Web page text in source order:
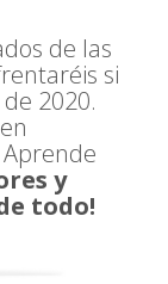
de las
si
2020.
y
todo!